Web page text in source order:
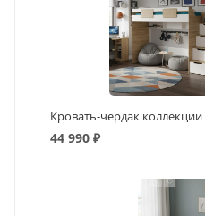
Кровать-чердак
44 990₽